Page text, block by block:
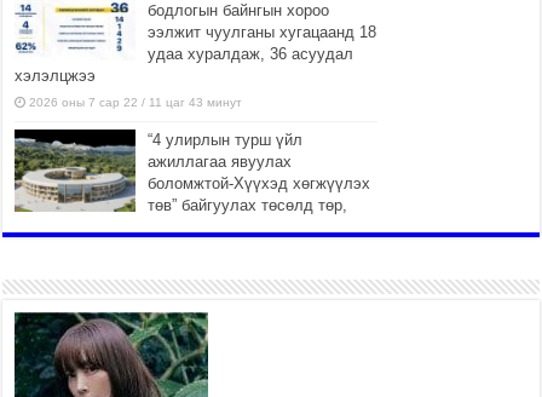
бодлогын байнгын хороо
ээлжит чуулганы хугацаанд 18
удаа хуралдаж, 36 асуудал
хэлэлцжээ
2026 оны 7 сар 22 / 11 цаг 43 минут
“4 улирлын турш үйл
ажиллагаа явуулах
боломжтой-Хүүхэд хөгжүүлэх
төв” байгуулах төсөлд төр,
Б.Пүрэвдагва: “Урт цагаан”-ыг
залуучууд чөлөөт цагаа
өнгөрүүлдэг, жуулчид зорьж
ирдэг цэг болгоно